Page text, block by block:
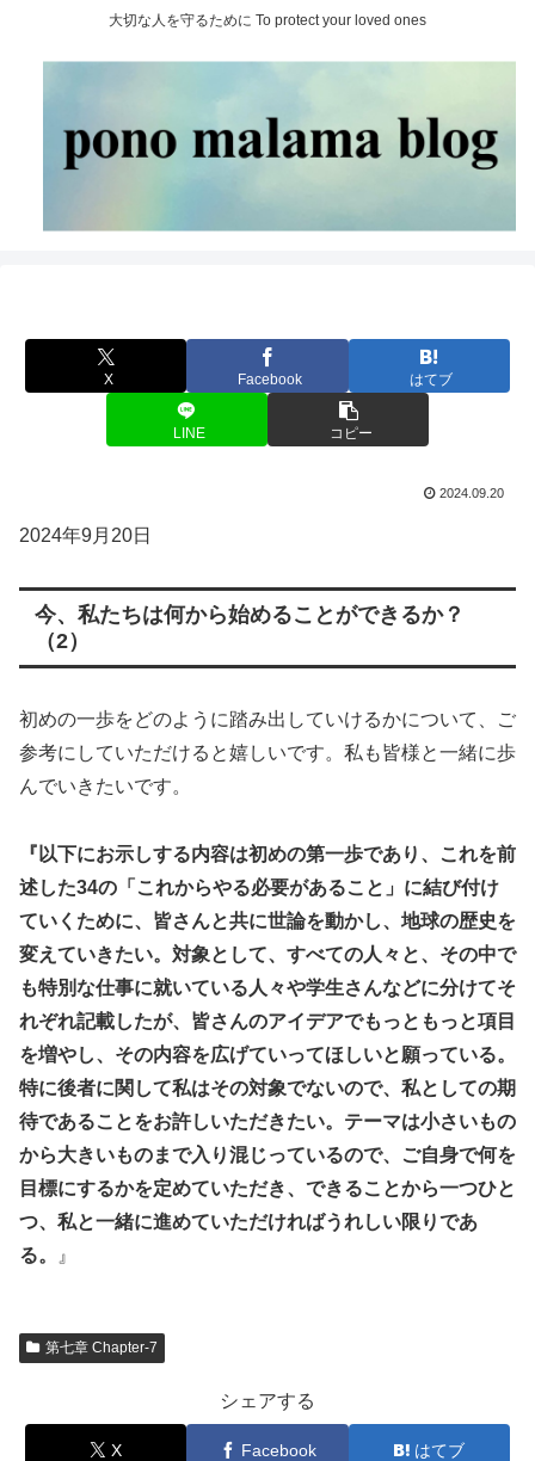
大切な人を守るために To protect your loved ones
X Facebook はてブ
LINE コピー
2024.09.20
2024年9月20日
今、私たちは何から始めることができるか？
（2）
初めの一歩をどのように踏み出していけるかについて、ご
参考にしていただけると嬉しいです。私も皆様と一緒に歩
んでいきたいです。
『以下にお示しする内容は初めの第一歩であり、これを前
述した34の「これからやる必要があること」に結び付け
ていくために、皆さんと共に世論を動かし、地球の歴史を
変えていきたい。対象として、すべての人々と、その中で
も特別な仕事に就いている人々や学生さんなどに分けてそ
れぞれ記載したが、皆さんのアイデアでもっともっと項目
を増やし、その内容を広げていってほしいと願っている。
特に後者に関して私はその対象でないので、私としての期
待であることをお許しいただきたい。テーマは小さいもの
から大きいものまで入り混じっているので、ご自身で何を
目標にするかを定めていただき、できることから一つひと
つ、私と一緒に進めていただければうれしい限りであ
る。
』
第七章 Chapter-7
シェアする
X Facebook はてブ